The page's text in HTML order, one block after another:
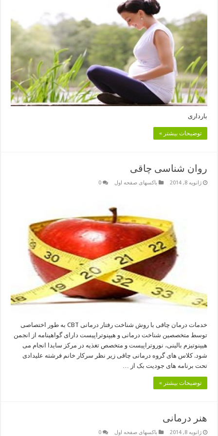
بارداری
توضیحات بیشتر »
روان شناسی چاقی
ژانویه 8, 2014 باکسهای صفحه اول 0
خدمات درمان چاقی با روش شناخت رفتار درمانی CBT به طور اختصاصی
توسط متخصصین شناخت درمانی و هیپنوتراپیست دارای گواهینامه از انجمن
هیپنوتیزم بالینی، نوروتراپیست و متخصص تغذیه در مرکز سایدا انجام می
شود. کلاس های گروه درمانی چاقی زیر نظر سرکار خانم فرشته علیدادی
تحت برنامه های جودیت بک از …
توضیحات بیشتر »
هنر درمانی
ژانویه 8, 2014 باکسهای صفحه اول 0